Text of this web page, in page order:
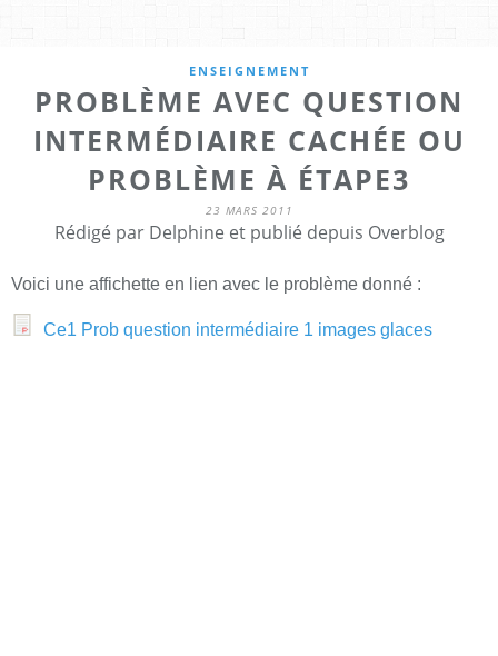
ENSEIGNEMENT
PROBLÈME AVEC QUESTION
INTERMÉDIAIRE CACHÉE OU
PROBLÈME À ÉTAPE3
23 MARS 2011
Rédigé par Delphine et publié depuis Overblog
Voici une affichette en lien avec le problème donné :
Ce1 Prob question intermédiaire 1 images glaces